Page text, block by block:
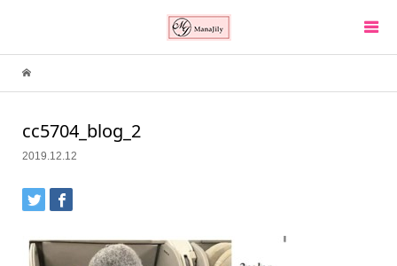
cc5704_blog_2
2019.12.12